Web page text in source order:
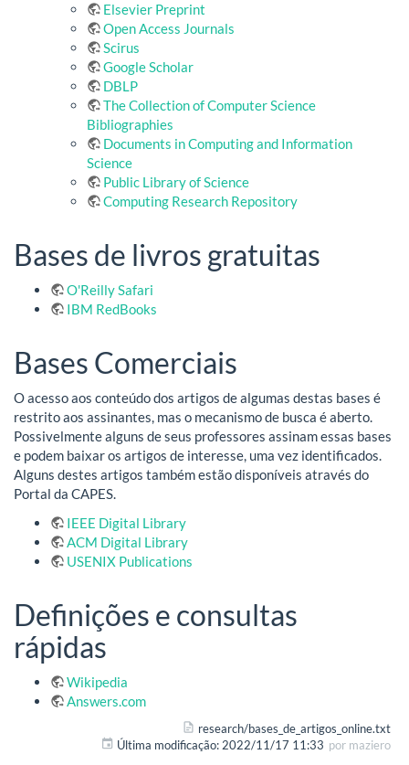
Elsevier Preprint
Open Access Journals
Scirus
Google Scholar
DBLP
The Collection of Computer Science
Bibliographies
Documents in Computing and Information
Science
Public Library of Science
Computing Research Repository
Bases de livros gratuitas
O'Reilly Safari
IBM RedBooks
Bases Comerciais
O acesso aos conteúdo dos artigos de algumas destas bases é
restrito aos assinantes, mas o mecanismo de busca é aberto.
Possivelmente alguns de seus professores assinam essas bases
e podem baixar os artigos de interesse, uma vez identificados.
Alguns destes artigos também estão disponíveis através do
Portal da CAPES.
IEEE Digital Library
ACM Digital Library
USENIX Publications
Definições e consultas
rápidas
Wikipedia
Answers.com
research/bases_de_artigos_online.txt
Última modificação: 2022/11/17 11:33 por maziero